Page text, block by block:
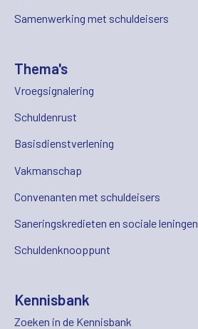
Samenwerking met schuldeisers
Thema's
Vroegsignalering
Schuldenrust
Basisdienstverlening
Vakmanschap
Convenanten met schuldeisers
Saneringskredieten en sociale leningen
Schuldenknooppunt
Kennisbank
Zoeken in de Kennisbank